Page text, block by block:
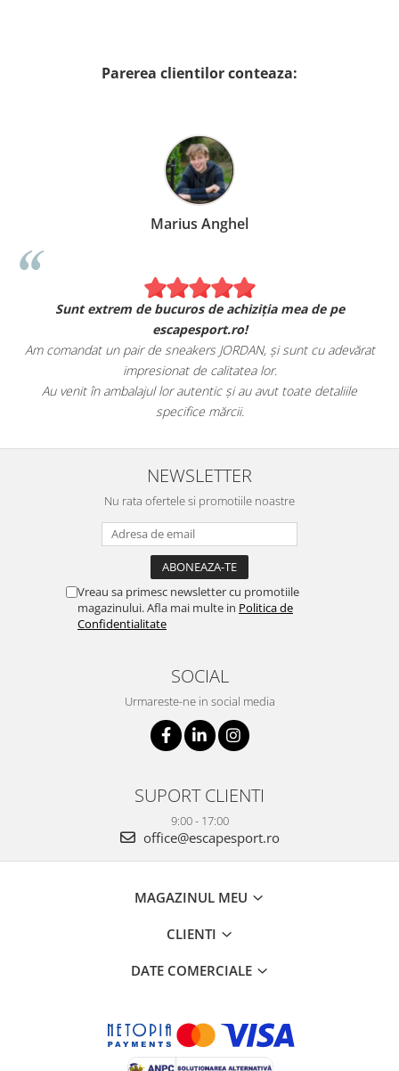
Parerea clientilor conteaza:
Marius Anghel
Sunt extrem de bucuros de achiziția mea de pe
escapesport.ro!
Am comandat un pair de sneakers JORDAN, și sunt cu adevărat
impresionat de calitatea lor.
Au venit în ambalajul lor autentic și au avut toate detaliile
specifice mărcii.
NEWSLETTER
Nu rata ofertele si promotiile noastre
Vreau sa primesc newsletter cu promotiile
magazinului. Afla mai multe in Politica de
Confidentialitate
SOCIAL
Urmareste-ne in social media
SUPORT CLIENTI
9:00 - 17:00
office@escapesport.ro
MAGAZINUL MEU
CLIENTI
DATE COMERCIALE